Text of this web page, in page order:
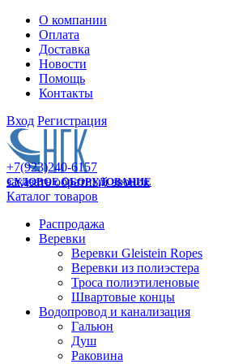
О компании
Оплата
Доставка
Новости
Помощь
Контакты
Вход Регистрация
СУДОВОЕ ОБОРУДОВАНИЕ
+7(923)240-6157
заказать обратный звонок
Каталог товаров
Распродажа
Веревки
Веревки Gleistein Ropes
Веревки из полиэстера
Троса полиэтиленовые
Швартовые концы
Водопровод и канализация
Гальюн
Душ
Раковина